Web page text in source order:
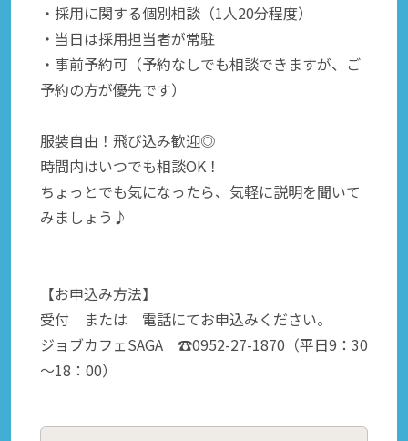
・採用に関する個別相談（1人20分程度）
・当日は採用担当者が常駐
・事前予約可（予約なしでも相談できますが、ご
予約の方が優先です）
服装自由！飛び込み歓迎◎
時間内はいつでも相談OK！
ちょっとでも気になったら、気軽に説明を聞いて
みましょう♪
【お申込み方法】
受付 または 電話にてお申込みください。
ジョブカフェSAGA ☎0952-27-1870（平日9：30
～18：00）